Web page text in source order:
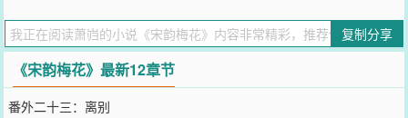
到宋末，试图通过自己来改变大宋命运。让“黄金台下客，应是不归
来”和崖山海战的悲剧不再发生。亦或者，她们最后仍然无法与命运抗
争，亦或者那也是这个时代之下弱者的宿命？
您要是觉得《宋韵梅花》还不错的话请不要忘记向您QQ群和微博微信
里的朋友推荐哦！
复制分享
《宋韵梅花》最新12章节
番外二十三：离别